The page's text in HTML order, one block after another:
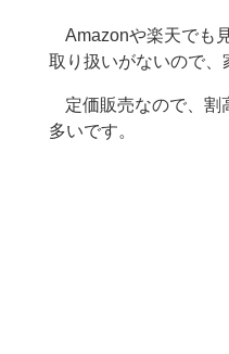
Amazonや楽天でも
取り扱いがないので、
定価販売なので、割
多いです。